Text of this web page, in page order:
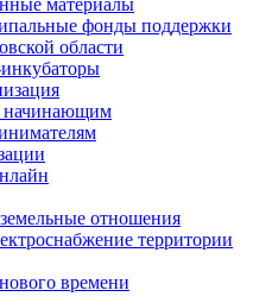
материалы
фонды поддержки
области
начинающим
отношения
территории
времени